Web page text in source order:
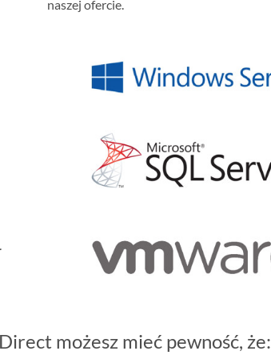
naszej ofercie.
możesz mieć pewność, że: